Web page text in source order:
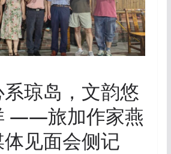
琼岛，文韵悠
——旅加作家燕
见面会侧记